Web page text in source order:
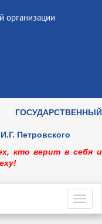
организации
Петровского
кто верит в себя и